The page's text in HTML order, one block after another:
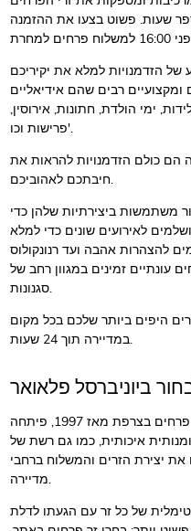
שעות. פשוט בצעו את ההזמנה
של הזדמנויות למלא את יקיריכם
רבים שהם אידיאליים
ימי הולדת, חתונות, אירוסין,
פרישות וכו'.
הם כולם הזדמנויות להראות את
חיבתכם לאהוביכם.
משתמשות ביצירתיות שלהן כדי
לאירועים שונים כדי למלא
להצהרות אהבה ועד רנונקולוס
עונתיים זמינים במגוון רחב של
סגנונות.
היפים ביותר שלכם בכל מקום
במדיירה תוך 24 שעות.
יוניברסל פלאואר, המתמחה במשלוחי פרחים בצרפת מאז 1997, פיתחה
איכותית, כמו גם רשת של
את יצירת הזרים והמשלוח ברחבי
מדיירה.
של כל זר עם הגעתו לדלת